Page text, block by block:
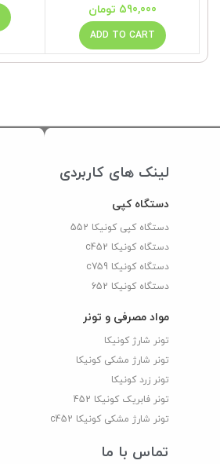
590,000 تومان
ADD TO CART
لینک های کاربردی
دستگاه کپی
دستگاه کپی کونیکا 552
دستگاه کونیکا c452
دستگاه کونیکا c759
دستگاه کونیکا 652
مواد مصرفی و تونر
تونر شارژ کونیکا
تونر شارژ مشکی کونیکا
تونر زرد کونیکا
تونر فابریک کونیکا 452
تونر شارژ مشکی کونیکا c452
تماس با ما